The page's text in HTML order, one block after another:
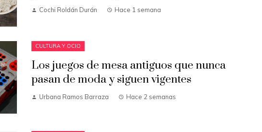
Cochi Roldán Durán Hace 1 semana
CULTURA Y OCIO
Los juegos de mesa antiguos que nunca
pasan de moda y siguen vigentes
Urbana Ramos Barraza Hace 2 semanas